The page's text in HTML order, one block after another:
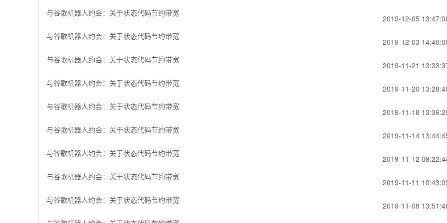
与谷歌机器人约会：关于状态代码节约带宽
2019-12-05
与谷歌机器人约会：关于状态代码节约带宽
2019-12-03
与谷歌机器人约会：关于状态代码节约带宽
2019-11-21
与谷歌机器人约会：关于状态代码节约带宽
2019-11-20
与谷歌机器人约会：关于状态代码节约带宽
2019-11-18
与谷歌机器人约会：关于状态代码节约带宽
2019-11-14
与谷歌机器人约会：关于状态代码节约带宽
2019-11-12
与谷歌机器人约会：关于状态代码节约带宽
2019-11-11
与谷歌机器人约会：关于状态代码节约带宽
2019-11-08